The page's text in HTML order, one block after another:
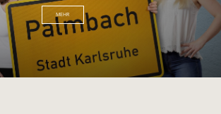
MEHR